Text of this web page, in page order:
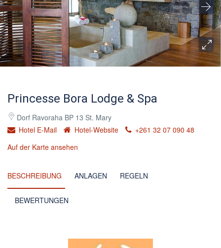
Princesse Bora Lodge & Spa
Dorf Ravoraha BP 13 St. Mary
Hotel E-Mail
Hotel-Website
+261 32 07 090 48
Auf der Karte ansehen
BESCHREIBUNG ANLAGEN REGELN
BEWERTUNGEN